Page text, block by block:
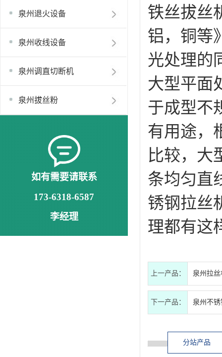
泉州退火设备
泉州收线设备
泉州调直切断机
泉州拔丝粉
如有需要请联系
173-6318-6587
李经理
铁丝拔丝
铝，铜等
光处理的
大型平面
于成型不
有用途，
比较，大
条均匀直
锈钢拉丝
理都有这
上一产品： 泉州拉
下一产品： 泉州不
分站产品